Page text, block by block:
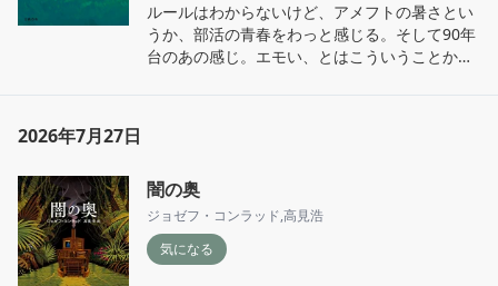
ルールはわからないけど、アメフトの暑さとい
うか、部活の青春をわっと感じる。そして90年
台のあの感じ。エモい、とはこういうことか？
2026年7月27日
闇の奥
ジョゼフ・コンラッド,高見浩
気になる